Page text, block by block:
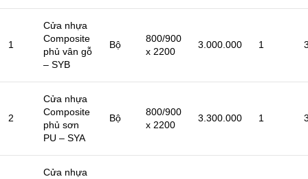
1
Cửa nhựa
Composite
phủ vân gỗ
– SYB
Bộ
800/900
x 2200
3.000.000 1
2
Cửa nhựa
Composite
phủ sơn
PU – SYA
Bộ
800/900
x 2200
3.300.000 1
Cửa nhựa